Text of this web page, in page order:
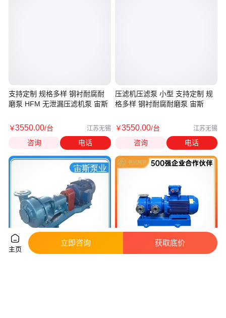
支持定制 规格多样 钢衬耐腐耐
磨泵 HFM 无泄漏压滤机泵 宙斯
￥3550.00/台 江苏无锡
咨询 电话
压滤机压滤泵 小型 支持定制 规
格多样 钢衬耐腐耐磨泵 宙斯
￥3550.00/台 江苏无锡
咨询 电话
主页
立即咨询 获取底价